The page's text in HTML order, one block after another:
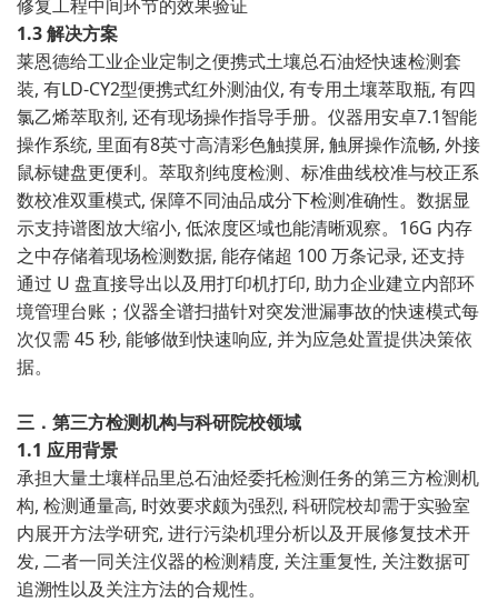
修复工程中间环节的效果验证
1.3 解决方案
莱恩德给工业企业定制之便携式土壤总石油烃快速检测套
装, 有LD-CY2型便携式红外测油仪, 有专用土壤萃取瓶, 有四
氯乙烯萃取剂, 还有现场操作指导手册。仪器用安卓7.1智能
操作系统, 里面有8英寸高清彩色触摸屏, 触屏操作流畅, 外接
鼠标键盘更便利。萃取剂纯度检测、标准曲线校准与校正系
数校准双重模式, 保障不同油品成分下检测准确性。数据显
示支持谱图放大缩小, 低浓度区域也能清晰观察。16G 内存
之中存储着现场检测数据, 能存储超 100 万条记录, 还支持
通过 U 盘直接导出以及用打印机打印, 助力企业建立内部环
境管理台账；仪器全谱扫描针对突发泄漏事故的快速模式每
次仅需 45 秒, 能够做到快速响应, 并为应急处置提供决策依
据。
三．第三方检测机构与科研院校领域
1.1 应用背景
承担大量土壤样品里总石油烃委托检测任务的第三方检测机
构, 检测通量高, 时效要求颇为强烈, 科研院校却需于实验室
内展开方法学研究, 进行污染机理分析以及开展修复技术开
发, 二者一同关注仪器的检测精度, 关注重复性, 关注数据可
追溯性以及关注方法的合规性。